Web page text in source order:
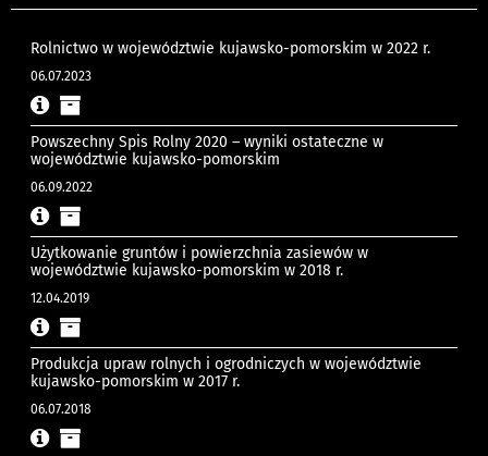
Rolnictwo w województwie kujawsko-pomorskim w 2022 r.
06.07.2023
Powszechny Spis Rolny 2020 – wyniki ostateczne w
województwie kujawsko-pomorskim
06.09.2022
Użytkowanie gruntów i powierzchnia zasiewów w
województwie kujawsko-pomorskim w 2018 r.
12.04.2019
Produkcja upraw rolnych i ogrodniczych w województwie
kujawsko-pomorskim w 2017 r.
06.07.2018